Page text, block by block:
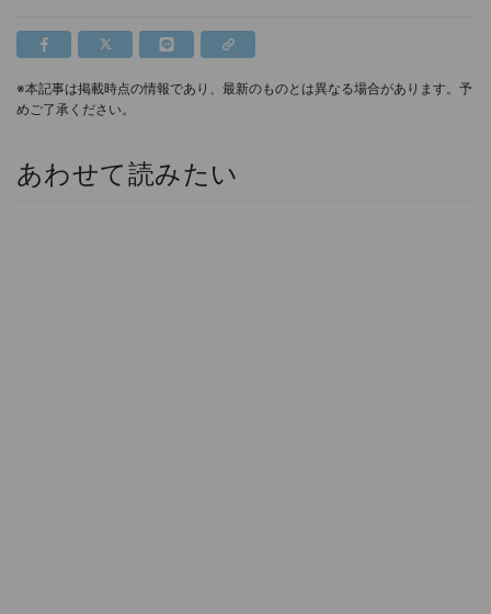
※本記事は掲載時点の情報であり、最新のものとは異なる場合があります。予
めご了承ください。
あわせて読みたい